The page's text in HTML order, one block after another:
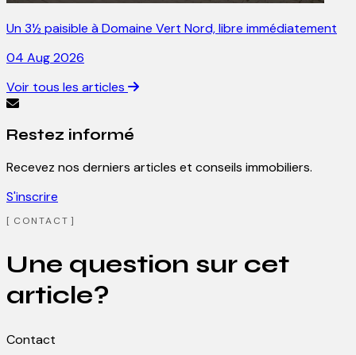
Un 3½ paisible à Domaine Vert Nord, libre immédiatement
04 Aug 2026
Voir tous les articles
Restez informé
Recevez nos derniers articles et conseils immobiliers.
S'inscrire
CONTACT
Une question sur cet
article?
Contact